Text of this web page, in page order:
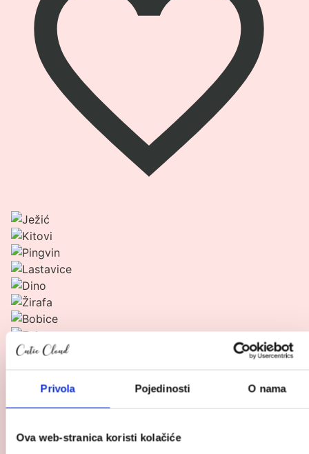
Privola Pojedinosti O nama
Ova web-stranica koristi kolačiće
Pogledaj
proizvod
Fresk
termo
posude